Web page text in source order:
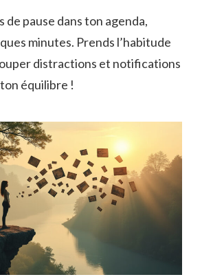
de pause dans ton agenda,
minutes. Prends l’habitude
distractions et notifications
équilibre !